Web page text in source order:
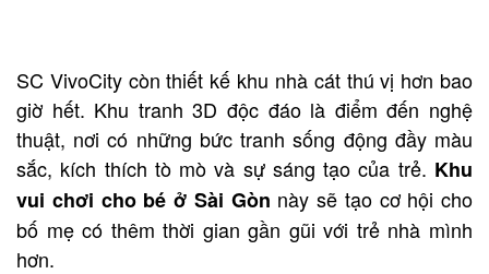
SC VivoCity còn thiết kế khu nhà cát thú vị hơn bao
giờ hết. Khu tranh 3D độc đáo là điểm đến nghệ
thuật, nơi có những bức tranh sống động đầy màu
sắc, kích thích tò mò và sự sáng tạo của trẻ. Khu
vui chơi cho bé ở Sài Gòn này sẽ tạo cơ hội cho
bố mẹ có thêm thời gian gần gũi với trẻ nhà mình
hơn.